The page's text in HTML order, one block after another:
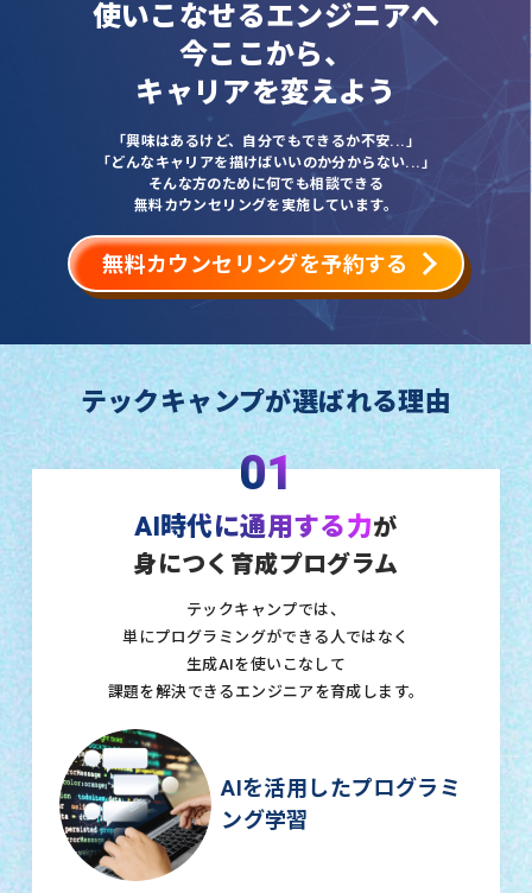
使いこなせるエンジニアへ
今ここから、
キャリアを変えよう
「興味はあるけど、自分でもできるか不安...」
「どんなキャリアを描けばいいのか分からない...」
そんな方のために何でも相談できる
無料カウンセリングを実施しています。
無料カウンセリングを予約する
テックキャンプが選ばれる理由
01
AI時代に通用する力が
身につく育成プログラム
テックキャンプでは、
単にプログラミングができる人ではなく
生成AIを使いこなして
課題を解決できるエンジニアを育成します。
AIを活用したプログラミ
ング学習